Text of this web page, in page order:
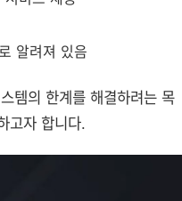
알려져 있음
템의 한계를 해결하려는 목
고자 합니다.